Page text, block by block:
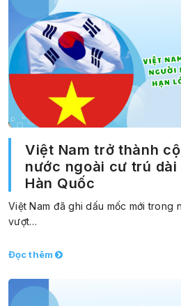
Việt Nam trở thành
nước ngoài cư trú dài
Hàn Quốc
Việt Nam đã ghi dấu mốc mới trong
vượt…
Đọc thêm